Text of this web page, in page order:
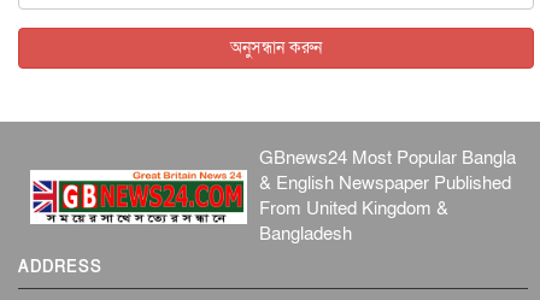
অনুসন্ধান করুন
GBnews24 Most Popular Bangla
& English Newspaper Published
From United Kingdom &
Bangladesh
ADDRESS